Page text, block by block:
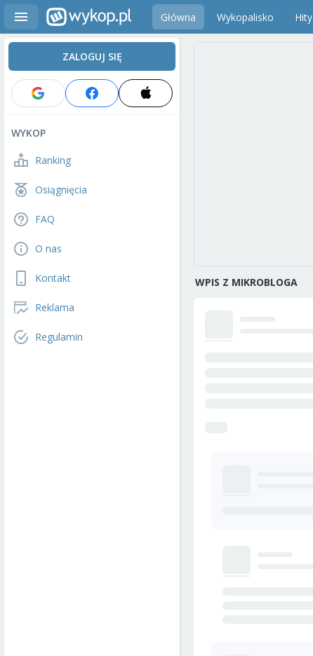
Główna Wykopalisko Hity
ZALOGUJ SIĘ
WYKOP
Ranking
Osiągnięcia
FAQ
O nas
Kontakt
Reklama
Regulamin
WPIS Z MIKROBLOGA